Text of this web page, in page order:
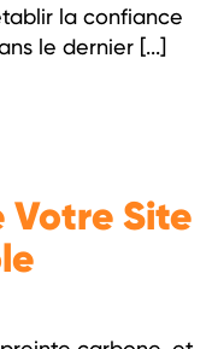
la confiance
le dernier [...]
Votre Site